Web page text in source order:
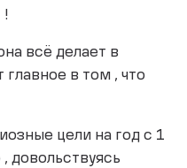
!
всё делает в
в том , что
цели на год с 1
довольствуясь